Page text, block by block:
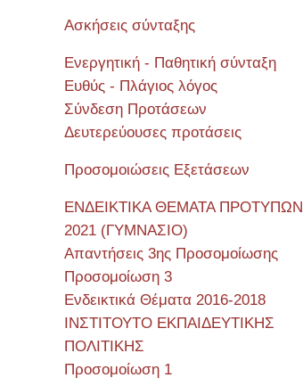
Ασκήσεις σύνταξης
Ενεργητική - Παθητική σύνταξη
Ευθύς - Πλάγιος λόγος
Σύνδεση Προτάσεων
Δευτερεύουσες προτάσεις
Προσομοιώσεις Εξετάσεων
ΕΝΔΕΙΚΤΙΚΑ ΘΕΜΑΤΑ ΠΡΟΤΥΠΩΝ
2021 (ΓΥΜΝΑΣΙΟ)
Απαντήσεις 3ης Προσομοίωσης
Προσομοίωση 3
Ενδεικτικά Θέματα 2016-2018
ΙΝΣΤΙΤΟΥΤΟ ΕΚΠΑΙΔΕΥΤΙΚΗΣ
ΠΟΛΙΤΙΚΗΣ
Προσομοίωση 1